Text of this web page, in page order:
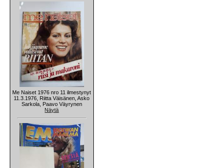
Me Naiset 1976 nro 11 ilmestynyt
11.3.1976, Riitta Väisänen, Asko
Sarkola, Paavo Väyrynen
Näytä